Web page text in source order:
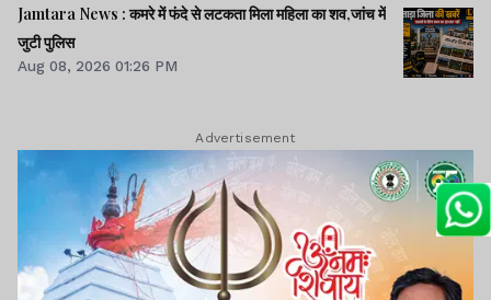
Jamtara News : कमरे में फंदे से लटकता मिला महिला का शव,जांच में
जुटी पुलिस
Aug 08, 2026 01:26 PM
Advertisement